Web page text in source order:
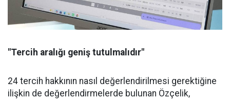
"Tercih aralığı geniş tutulmalıdır"
24 tercih hakkının nasıl değerlendirilmesi gerektiğine
ilişkin de değerlendirmelerde bulunan Özçelik,